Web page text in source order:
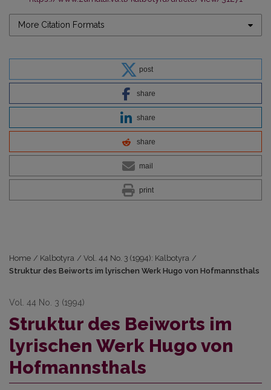
More Citation Formats
post
share
share
share
mail
print
Home / Kalbotyra / Vol. 44 No. 3 (1994): Kalbotyra /
Struktur des Beiworts im lyrischen Werk Hugo von Hofmannsthals
Vol. 44 No. 3 (1994)
Struktur des Beiworts im
lyrischen Werk Hugo von
Hofmannsthals